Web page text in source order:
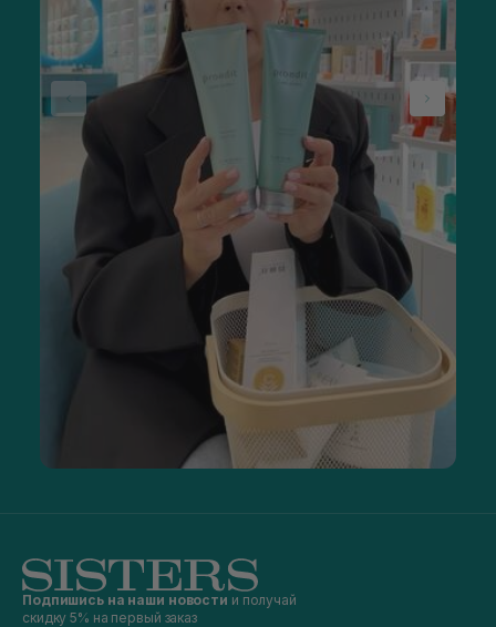
Подпишись на наши новости и получай
скидку 5% на первый заказ